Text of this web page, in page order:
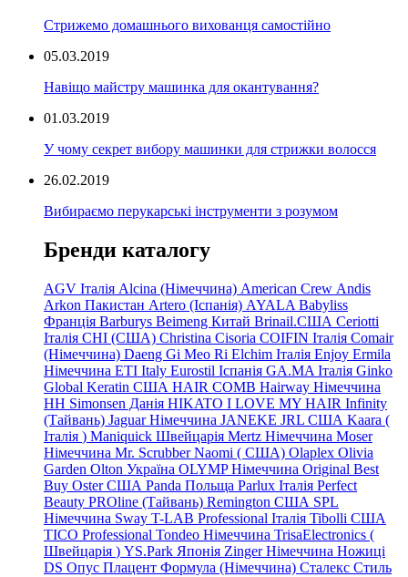
Стрижемо домашнього вихованця самостійно
05.03.2019
Навіщо майстру машинка для окантування?
01.03.2019
У чому секрет вибору машинки для стрижки волосся
26.02.2019
Вибираємо перукарські інструменти з розумом
Бренди каталогу
AGV Італія Alcina (Німеччина) American Crew Andis
Arkon Пакистан Artero (Іспанія) AYALA Babyliss
Франція Barburys Beimeng Китай Brinail.США Ceriotti
Італія CHI (США) Christina Cisoria COIFIN Італія Comair
(Німеччина) Daeng Gi Meo Ri Elchim Італія Enjoy Ermila
Німеччина ETI Italy Eurostil Іспанія GA.MA Італія Ginko
Global Keratin США HAIR COMB Hairway Німеччина
HH Simonsen Данія HIKATO I LOVE MY HAIR Infinity
(Тайвань) Jaguar Німеччина JANEKE JRL США Kaara (
Італія ) Maniquick Швейцарія Mertz Німеччина Moser
Німеччина Mr. Scrubber Naomi ( США) Olaplex Olivia
Garden Olton Україна OLYMP Німеччина Original Best
Buy Oster США Panda Польща Parlux Італія Perfect
Beauty PROline (Тайвань) Remington США SPL
Німеччина Sway T-LAB Professional Італія Tibolli США
TICO Professional Tondeo Німеччина TrisaElectronics (
Швейцарія ) YS.Park Японія Zinger Німеччина Ножиці
DS Опус Плацент Формула (Німеччина) Сталекс Стиль